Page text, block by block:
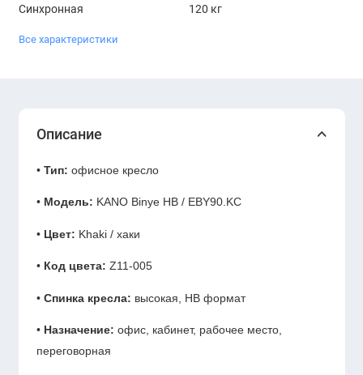
Синхронная 120 кг
Все характеристики
Описание
• Тип: офисное кресло
• Модель: KANO Binye HB / EBY90.KC
• Цвет: Khaki / хаки
• Код цвета: Z11-005
• Спинка кресла: высокая, HB формат
• Назначение: офис, кабинет, рабочее место,
переговорная